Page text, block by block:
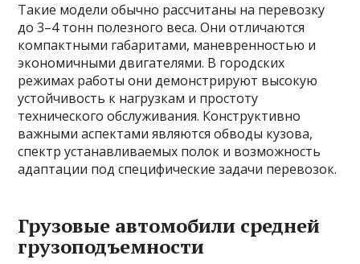
Такие модели обычно рассчитаны на перевозку
до 3–4 тонн полезного веса. Они отличаются
компактными габаритами, маневренностью и
экономичными двигателями. В городских
режимах работы они демонстрируют высокую
устойчивость к нагрузкам и простоту
технического обслуживания. Конструктивно
важными аспектами являются обводы кузова,
спектр устанавливаемых полок и возможность
адаптации под специфические задачи перевозок.
Грузовые автомобили средней
грузоподъемности